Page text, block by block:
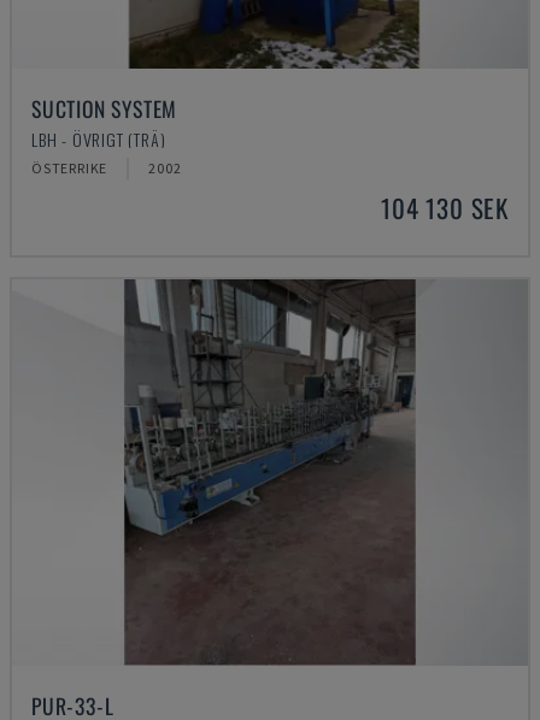
SUCTION SYSTEM
LBH - ÖVRIGT (TRÄ)
ÖSTERRIKE 2002
104 130 SEK
PUR-33-L